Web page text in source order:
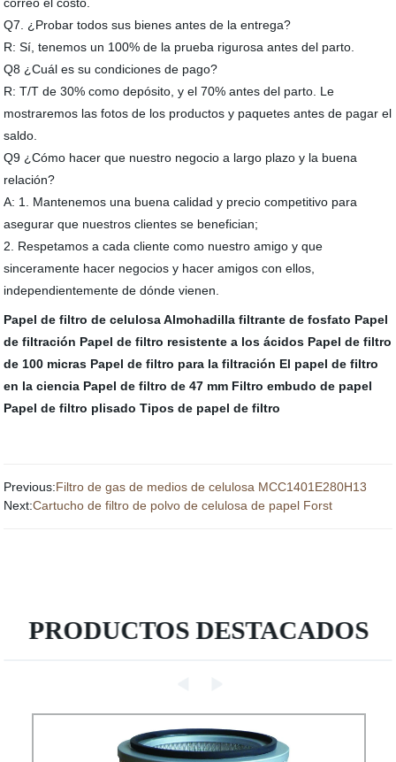
correo el costo.
Q7. ¿Probar todos sus bienes antes de la entrega?
R: Sí, tenemos un 100% de la prueba rigurosa antes del parto.
Q8 ¿Cuál es su condiciones de pago?
R: T/T de 30% como depósito, y el 70% antes del parto. Le
mostraremos las fotos de los productos y paquetes antes de pagar el
saldo.
Q9 ¿Cómo hacer que nuestro negocio a largo plazo y la buena
relación?
A: 1. Mantenemos una buena calidad y precio competitivo para
asegurar que nuestros clientes se benefician;
2. Respetamos a cada cliente como nuestro amigo y que
sinceramente hacer negocios y hacer amigos con ellos,
independientemente de dónde vienen.
Papel de filtro de celulosa Almohadilla filtrante de fosfato Papel
de filtración Papel de filtro resistente a los ácidos Papel de filtro
de 100 micras Papel de filtro para la filtración El papel de filtro
en la ciencia Papel de filtro de 47 mm Filtro embudo de papel
Papel de filtro plisado Tipos de papel de filtro
Previous:Filtro de gas de medios de celulosa MCC1401E280H13
Next:Cartucho de filtro de polvo de celulosa de papel Forst
PRODUCTOS DESTACADOS